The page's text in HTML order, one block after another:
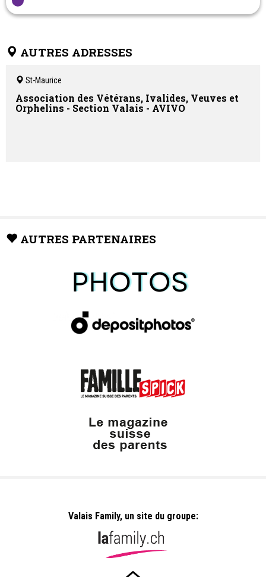
Association romande.
AUTRES ADRESSES
St-Maurice
Association des Vétérans, Ivalides, Veuves et
Orphelins - Section Valais - AVIVO
AUTRES PARTENAIRES
Valais Family, un site du groupe: